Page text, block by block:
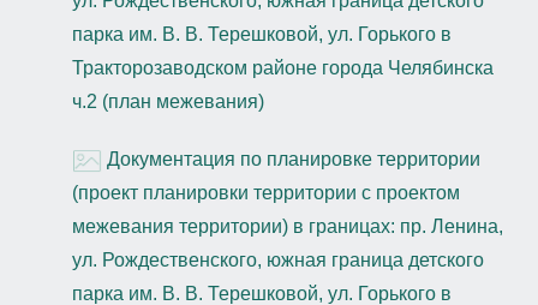
парка им. В. В. Терешковой, ул. Горького в
Тракторозаводском районе города Челябинска
ч.2 (план межевания)
Документация по планировке территории
(проект планировки территории с проектом
межевания территории) в границах: пр. Ленина,
ул. Рождественского, южная граница детского
парка им. В. В. Терешковой, ул. Горького в